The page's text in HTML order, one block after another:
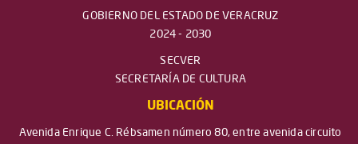
GOBIERNO DEL ESTADO DE VERACRUZ
2024 - 2030
SECVER
SECRETARÍA DE CULTURA
UBICACIÓN
Avenida Enrique C. Rébsamen número 80, entre avenida circuito